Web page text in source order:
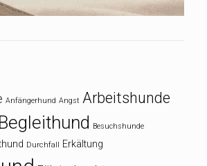
Anfängerhund Angst Arbeitshunde
Begleithund Besuchshunde
Durchfall Erkältung